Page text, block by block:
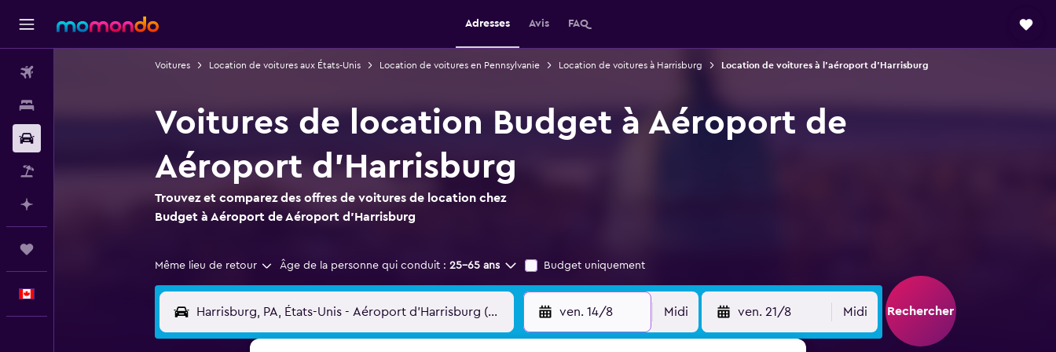
Adresses Avis FAQ
Voitures Location de voitures aux États-Unis Location de voitures en Pennsylvanie Location de voitures à Harrisburg Location de voitures à l'aéroport d'Harrisburg
Voitures de location Budget à Aéroport de
Aéroport d'Harrisburg
Trouvez et comparez des offres de voitures de location chez
Budget à Aéroport de Aéroport d'Harrisburg
Même lieu de retour Âge de la personne qui conduit : 25-65 ans Budget uniquement
ven. 14/8 Midi ven. 21/8 Midi Rechercher